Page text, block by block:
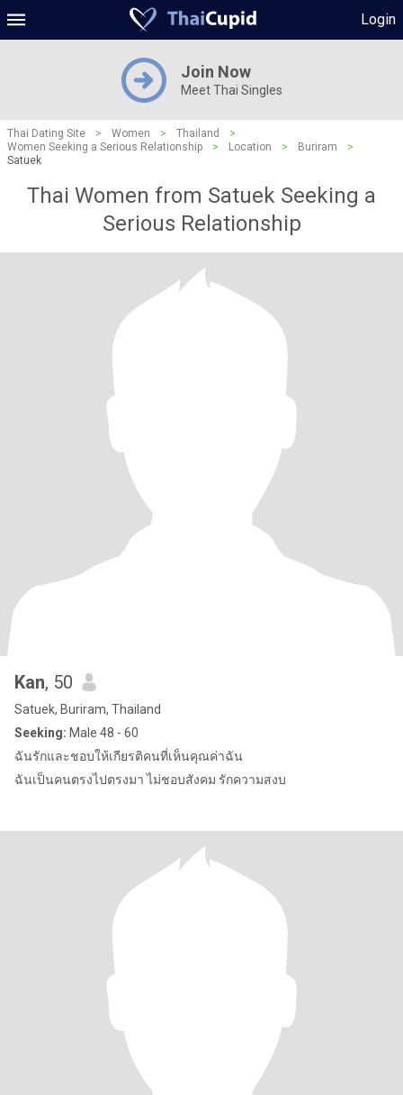
Login
Join Now
Meet Thai Singles
Thai Dating Site > Women > Thailand
>
Women Seeking a Serious Relationship
> Location > Buriram
>
Satuek
Thai Women from Satuek Seeking a
Serious Relationship
Kan, 50
Satuek, Buriram, Thailand
Seeking: Male 48 - 60
ฉันรักและชอบให้เกียรติคนที่เห็นคุณค่าฉัน
ฉันเป็นคนตรงไปตรงมา ไม่ชอบสังคม รักความสงบ